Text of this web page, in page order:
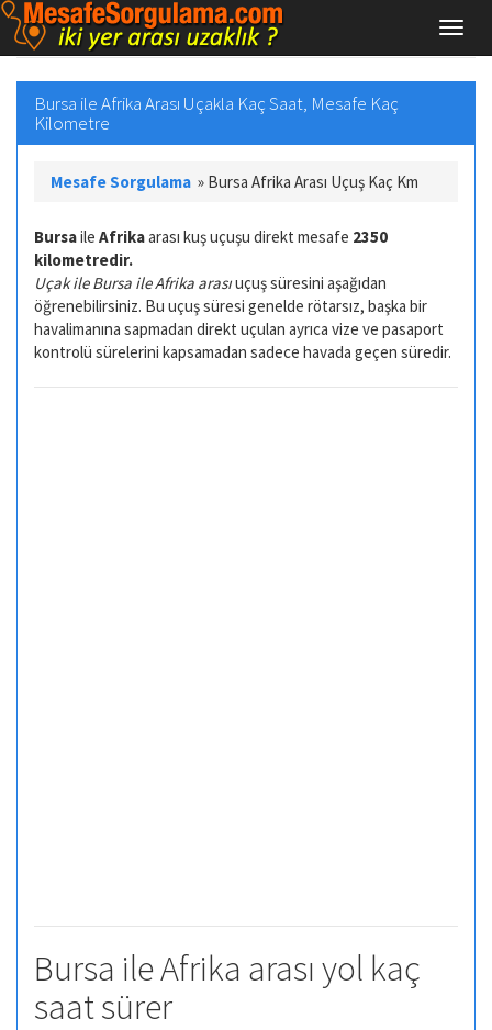
Bursa ile Afrika Arası Uçakla Kaç Saat, Mesafe Kaç
Kilometre
Mesafe Sorgulama » Bursa Afrika Arası Uçuş Kaç Km
Bursaile Afrikaarası kuş uçuşu direkt mesafe 2350
kilometredir.
Uçak ile Bursa ile Afrika arasıuçuş süresini aşağıdan
öğrenebilirsiniz. Bu uçuş süresi genelde rötarsız, başka bir
havalimanına sapmadan direkt uçulan ayrıca vize ve pasaport
kontrolü sürelerini kapsamadan sadece havada geçen süredir.
Bursa ile Afrika arası yol kaç
saat sürer